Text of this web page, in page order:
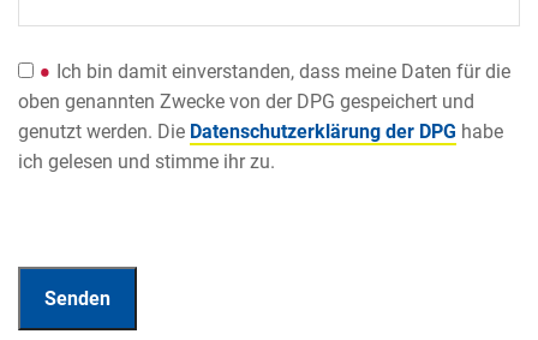
Ich bin damit einverstanden, dass meine Daten für die
oben genannten Zwecke von der DPG gespeichert und
genutzt werden. Die Datenschutzerklärung der DPG habe
ich gelesen und stimme ihr zu.